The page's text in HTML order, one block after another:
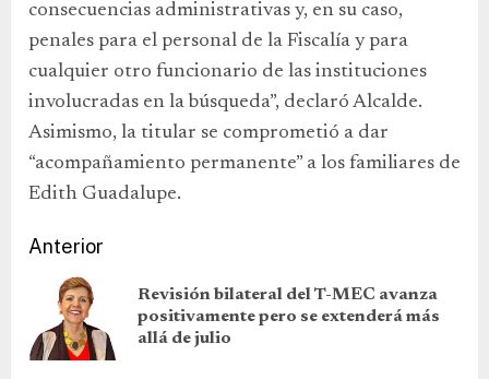
consecuencias administrativas y, en su caso,
penales para el personal de la Fiscalía y para
cualquier otro funcionario de las instituciones
involucradas en la búsqueda”, declaró Alcalde.
Asimismo, la titular se comprometió a dar
“acompañamiento permanente” a los familiares de
Edith Guadalupe.
Anterior
Revisión bilateral del T-MEC avanza
positivamente pero se extenderá más
allá de julio